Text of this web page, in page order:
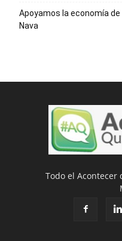
Apoyamos la economía
Nava
Todo el Acontecer